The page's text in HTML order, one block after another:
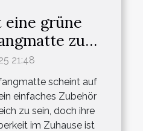
grüne
zu
Zuhause
21:48
scheint auf
einfaches Zubehör
zu sein, doch ihre
im Zuhause ist